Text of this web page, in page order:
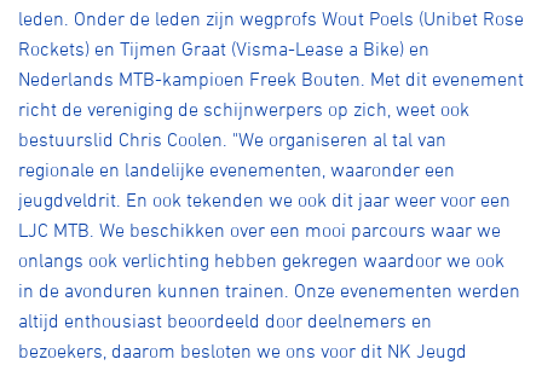
leden. Onder de leden zijn wegprofs Wout Poels (Unibet Rose
Rockets) en Tijmen Graat (Visma-Lease a Bike) en
Nederlands MTB-kampioen Freek Bouten. Met dit evenement
richt de vereniging de schijnwerpers op zich, weet ook
bestuurslid Chris Coolen. "We organiseren al tal van
regionale en landelijke evenementen, waaronder een
jeugdveldrit. En ook tekenden we ook dit jaar weer voor een
LJC MTB. We beschikken over een mooi parcours waar we
onlangs ook verlichting hebben gekregen waardoor we ook
in de avonduren kunnen trainen. Onze evenementen werden
altijd enthousiast beoordeeld door deelnemers en
bezoekers, daarom besloten we ons voor dit NK Jeugd